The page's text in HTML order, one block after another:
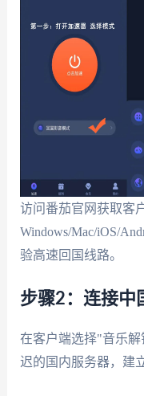
访问番茄官网获取客
Windows/Mac/iOS/
验高速回国线路。
步骤2：连接中
在客户端选择"音乐
迟的国内服务器，建